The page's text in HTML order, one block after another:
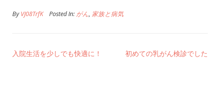
ByVJ08TrfK Posted In: がん, 家族と病気
入院生活を少しでも快適に！ 初めての乳がん検診でした